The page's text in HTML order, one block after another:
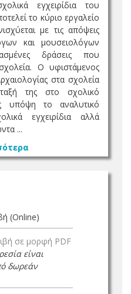
εγχειρίδια του
το κύριο εργαλείο
με τις απόψεις
και μουσειολόγων
δράσεις που
Ο υφιστάμενος
στα σχολεία
της στο σχολικό
υπόψη το αναλυτικό
εγχειρίδια αλλά
...
(Online)
σε μορφή PDF
είναι
δωρεάν